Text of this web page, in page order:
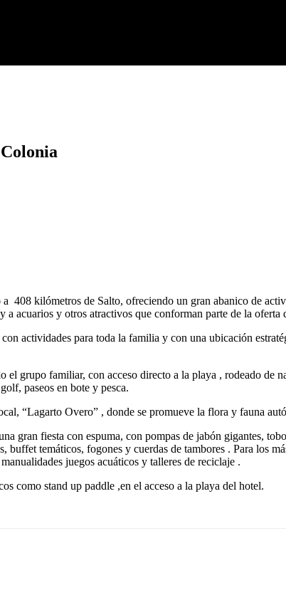
408 kilómetros de Salto, ofreciendo un gran abanico de
acuarios y otros atractivos que conforman parte de la oferta
actividades para toda la familia y con una ubicación
el grupo familiar, con acceso directo a la playa , rodeado
paseos en bote y pesca.
“Lagarto Overo” , donde se promueve la flora y fauna
gran fiesta con espuma, con pompas de jabón gigantes,
temáticos, fogones y cuerdas de tambores . Para los
juegos acuáticos y talleres de reciclaje .
como stand up paddle ,en el acceso a la playa del hotel.